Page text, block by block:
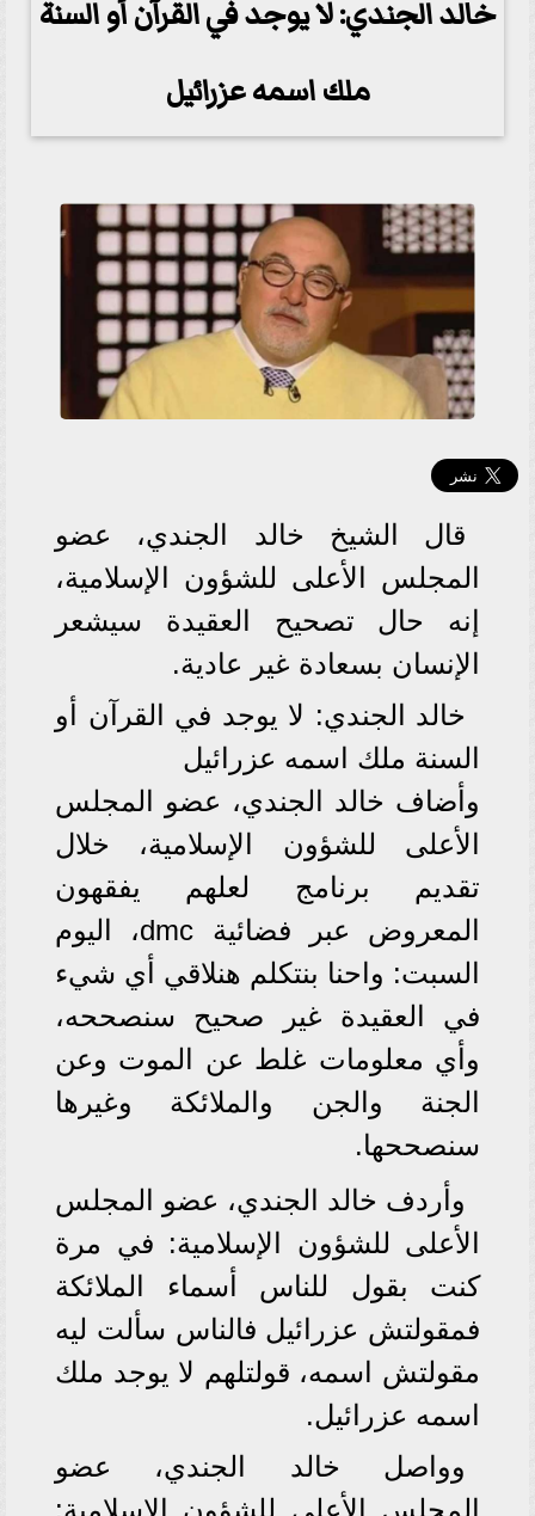
خالد الجندي: لا يوجد في القرآن أو السنة
ملك اسمه عزرائيل
قال الشيخ خالد الجندي، عضو
المجلس الأعلى للشؤون الإسلامية،
إنه حال تصحيح العقيدة سيشعر
الإنسان بسعادة غير عادية.
خالد الجندي: لا يوجد في القرآن أو
السنة ملك اسمه عزرائيل
وأضاف خالد الجندي، عضو المجلس
الأعلى للشؤون الإسلامية، خلال
تقديم برنامج لعلهم يفقهون
المعروض عبر فضائية dmc، اليوم
السبت: واحنا بنتكلم هنلاقي أي شيء
في العقيدة غير صحيح سنصححه،
وأي معلومات غلط عن الموت وعن
الجنة والجن والملائكة وغيرها
سنصححها.
وأردف خالد الجندي، عضو المجلس
الأعلى للشؤون الإسلامية: في مرة
كنت بقول للناس أسماء الملائكة
فمقولتش عزرائيل فالناس سألت ليه
مقولتش اسمه، قولتلهم لا يوجد ملك
اسمه عزرائيل.
وواصل خالد الجندي، عضو
المجلس الأعلى للشؤون الإسلامية: